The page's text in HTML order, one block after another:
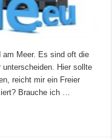
am Meer. Es sind oft die
unterscheiden. Hier sollte
reicht mir ein Freier
Brauche ich …